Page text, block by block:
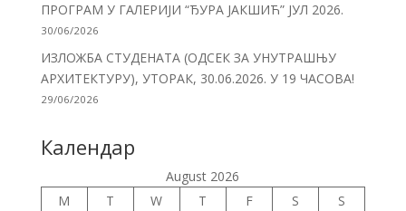
ПРОГРАМ У ГАЛЕРИЈИ “ЂУРА ЈАКШИЋ” ЈУЛ 2026.
30/06/2026
ИЗЛОЖБА СТУДЕНАТА (ОДСЕК ЗА УНУТРАШЊУ
АРХИТЕКТУРУ), УТОРАК, 30.06.2026. У 19 ЧАСОВА!
29/06/2026
Календар
August 2026
M
T W T F S
S